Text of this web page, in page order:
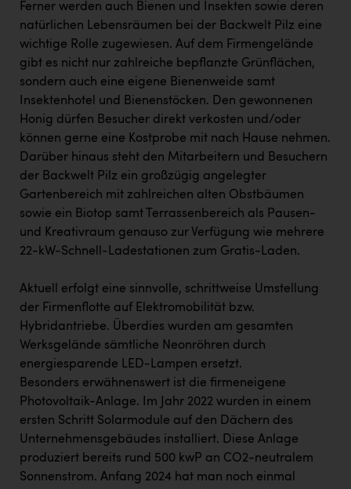
Ferner werden auch Bienen und Insekten sowie deren
natürlichen Lebensräumen bei der Backwelt Pilz eine
wichtige Rolle zugewiesen. Auf dem Firmengelände
gibt es nicht nur zahlreiche bepflanzte Grünflächen,
sondern auch eine eigene Bienenweide samt
Insektenhotel und Bienenstöcken. Den gewonnenen
Honig dürfen Besucher direkt verkosten und/oder
können gerne eine Kostprobe mit nach Hause nehmen.
Darüber hinaus steht den Mitarbeitern und Besuchern
der Backwelt Pilz ein großzügig angelegter
Gartenbereich mit zahlreichen alten Obstbäumen
sowie ein Biotop samt Terrassenbereich als Pausen-
und Kreativraum genauso zur Verfügung wie mehrere
22-kW-Schnell-Ladestationen zum Gratis-Laden.
Aktuell erfolgt eine sinnvolle, schrittweise Umstellung
der Firmenflotte auf Elektromobilität bzw.
Hybridantriebe. Überdies wurden am gesamten
Werksgelände sämtliche Neonröhren durch
energiesparende LED-Lampen ersetzt.
Besonders erwähnenswert ist die firmeneigene
Photovoltaik-Anlage. Im Jahr 2022 wurden in einem
ersten Schritt Solarmodule auf den Dächern des
Unternehmensgebäudes installiert. Diese Anlage
produziert bereits rund 500 kwP an CO2-neutralem
Sonnenstrom. Anfang 2024 hat man noch einmal